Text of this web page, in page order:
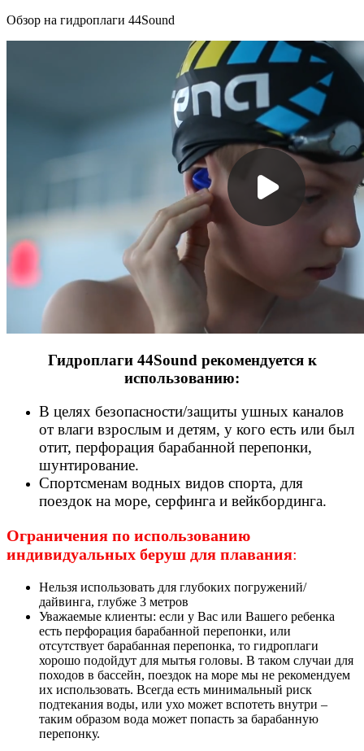
Обзор на гидроплаги 44Sound
Гидроплаги 44Sound рекомендуется к
использованию:
В целях безопасности/защиты ушных каналов
от влаги взрослым и детям, у кого есть или был
отит, перфорация барабанной перепонки,
шунтирование.
Спортсменам водных видов спорта, для
поездок на море, серфинга и вейкбординга.
Ограничения по использованию
индивидуальных беруш для плавания:
Нельзя использовать для глубоких погружений/
дайвинга, глубже 3 метров
Уважаемые клиенты: если у Вас или Вашего ребенка
есть перфорация барабанной перепонки, или
отсутствует барабанная перепонка, то гидроплаги
хорошо подойдут для мытья головы. В таком случаи для
походов в бассейн, поездок на море мы не рекомендуем
их использовать. Всегда есть минимальный риск
подтекания воды, или ухо может вспотеть внутри –
таким образом вода может попасть за барабанную
перепонку.